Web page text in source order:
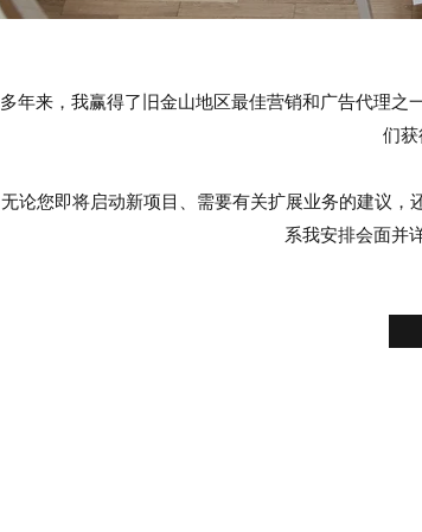
多年来，我赢得了旧金山地区最佳营销和广告代理
们获
无论您即将启动新项目、需要有关扩展业务的建议
系我安排会面并